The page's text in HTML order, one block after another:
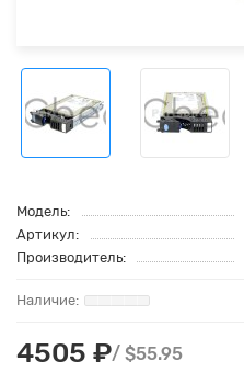
Модель:
Артикул:
Производитель:
4505 ₽/ $55.95